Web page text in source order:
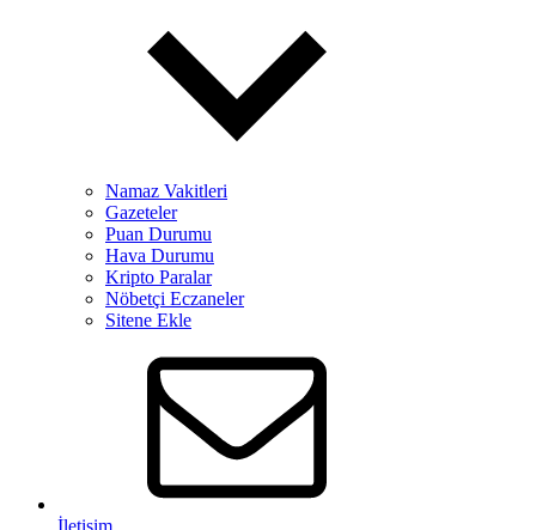
Namaz Vakitleri
Gazeteler
Puan Durumu
Hava Durumu
Kripto Paralar
Nöbetçi Eczaneler
Sitene Ekle
İletişim